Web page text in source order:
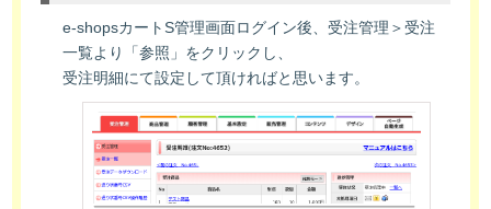
e-shopsカートS管理画面ログイン後、受注管理＞受注
一覧より「参照」をクリックし、
受注明細にて設定して頂ければと思います。